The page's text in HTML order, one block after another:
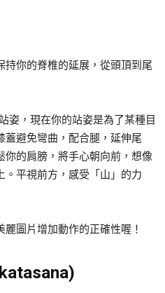
持你的脊椎的延展，從頭頂到尾
姿，現在你的站姿是為了某種目
蓋避免彎曲，配合腿，延伸尾
的肩膀，將手心朝向前，想像
。平視前方，感受「山」的力
圖片增加動作的正確性喔！